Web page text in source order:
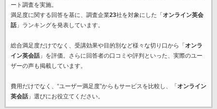
ート調査を実施。
満足度に関する回答を基に、調査企業23社を対象にした「 オンライン英会
話」ランキングを発表しています。
総合満足度だけでなく、受講効果や目的別など様々な切り口から「 オンラ
イン英会話」を評価。さらに回答者の口コミや評判といった、実際のユー
ザーの声も掲載しています。
費用だけでなく、“ユーザー満足度”からもサービスを比較し、「 オンライン
英会話」選びにお役立てください。